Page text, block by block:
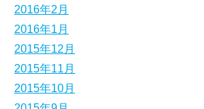
2016年2月
2016年1月
2015年12月
2015年11月
2015年10月